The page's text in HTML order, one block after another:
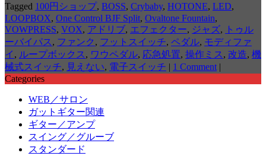
Tagged 100円ショップ, BOSS, Crybaby, HOTONE, LED,
LOOPBOX, One Control BJF Split, Ovaltone Fountain,
VOWPRESS, VOX, アドリブ, エフェクター, ジャズ,
トゥル
ーバイパス , ファンク , フットスイッチ, ペダル, モディファ
イ , ループボックス , ワウペダル, 応急処置, 操作ミス , 改造, 機
械式スイッチ, 見えない, 電子スイッチ | 1 Comment |
Categories
WEB／サロン
ガットギター関連
ギター／アンプ
スイング／グルーブ
スタンダード